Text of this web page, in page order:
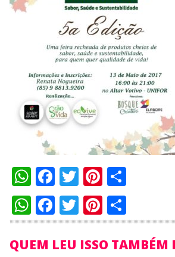
WhatsApp
Facebook
Twitter
Pinterest
WhatsApp
Facebook
Twitter
Pinterest
QUEM LEU ISSO TAMBÉM